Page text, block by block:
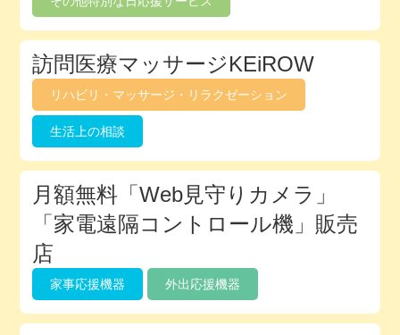
訪問医療マッサージKEiROW
リハビリ・マッサージ・リラクゼーション
生活上の相談
月額無料「Web見守りカメラ」
「家電遠隔コントロール機」販売
店
家事応援機器 外出応援機器